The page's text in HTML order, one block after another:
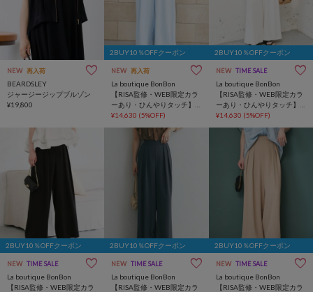
NEW 再入荷
BEARDSLEY
ジャージージップブルゾン
¥19,800
2BUY10％OFFクーポン
NEW 再入荷
La boutique BonBon
【RISA監修・WEB限定カラ
ーあり・ひんやりタッチ】
夏向き２タックワイドパン
¥14,630 (5%OFF)
2BUY10％OFFクーポン
NEW TIME SALE
La boutique BonBon
【RISA監修・WEB限定カラ
ーあり・ひんやりタッチ】
夏向き２タックワイドパン
¥14,630 (5%OFF)
2BUY10％OFFクーポン
NEW TIME SALE
La boutique BonBon
【RISA監修・WEB限定カラ
2BUY10％OFFクーポン
NEW TIME SALE
La boutique BonBon
【RISA監修・WEB限定カラ
2BUY10％OFFクーポン
NEW TIME SALE
La boutique BonBon
【RISA監修・WEB限定カラ